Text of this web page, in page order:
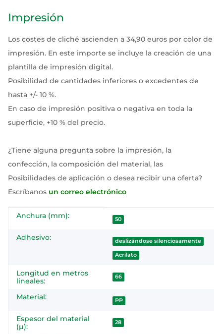
Impresión
Los costes de cliché ascienden a 34,90 euros por color de
impresión. En este importe se incluye la creación de una
plantilla de impresión digital.
Posibilidad de cantidades inferiores o excedentes de
hasta +/- 10 %.
En caso de impresión positiva o negativa en toda la
superficie, +10 % del precio.
¿Tiene alguna pregunta sobre la impresión, la
confección, la composición del material, las
Posibilidades de aplicación o desea recibir una oferta?
Escríbanos un correo electrónico
#productDetails.itemInformation#
#productDetails.itemValue#
Anchura (mm): 50
Adhesivo: deslizándose silenciosamente
Acrilato
Longitud en metros
lineales:
66
Material: PP
Espesor del material
(µ):
28